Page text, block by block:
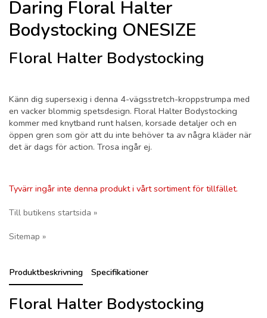
Daring Floral Halter
Bodystocking ONESIZE
Floral Halter Bodystocking
Känn dig supersexig i denna 4-vägsstretch-kroppstrumpa med
en vacker blommig spetsdesign. Floral Halter Bodystocking
kommer med knytband runt halsen, korsade detaljer och en
öppen gren som gör att du inte behöver ta av några kläder när
det är dags för action. Trosa ingår ej.
Tyvärr ingår inte denna produkt i vårt sortiment för tillfället.
Till butikens startsida »
Sitemap »
Produktbeskrivning Specifikationer
Floral Halter Bodystocking